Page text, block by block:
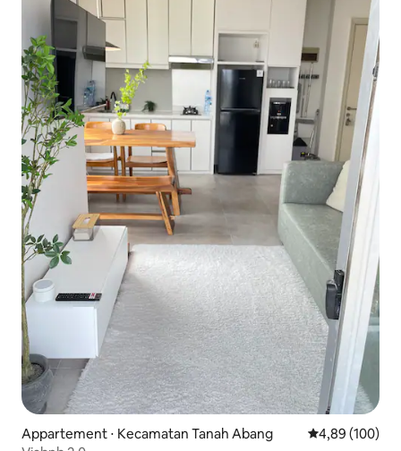
Appartement ⋅ Kecamatan Tanah Abang Évaluation
4,89 (100)